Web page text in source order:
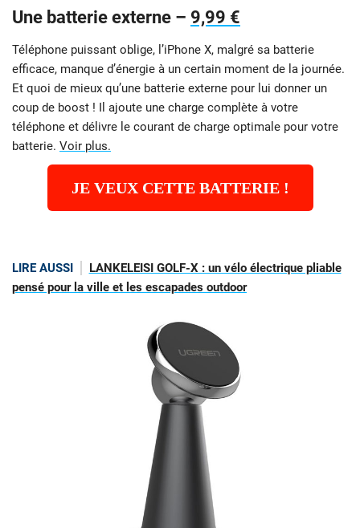
Une batterie externe – 9,99 €
Téléphone puissant oblige, l’iPhone X, malgré sa batterie
efficace, manque d’énergie à un certain moment de la journée.
Et quoi de mieux qu’une batterie externe pour lui donner un
coup de boost ! Il ajoute une charge complète à votre
téléphone et délivre le courant de charge optimale pour votre
batterie. Voir plus.
JE VEUX CETTE BATTERIE !
LIRE AUSSI
LANKELEISI GOLF-X : un vélo électrique pliable
pensé pour la ville et les escapades outdoor